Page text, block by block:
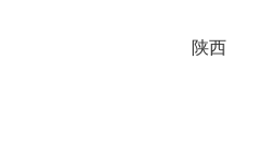
陕西